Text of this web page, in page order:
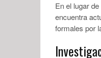
En el lugar
encuentra
formales por